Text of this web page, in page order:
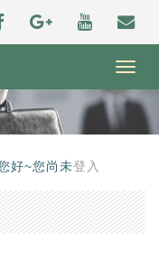
好~您尚未登入